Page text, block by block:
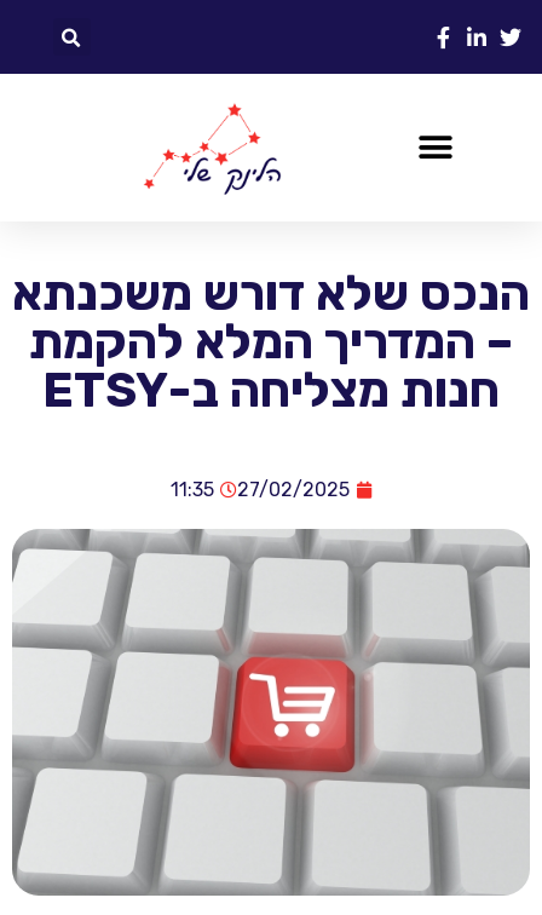
הנכס שלא דורש משכנתא
– המדריך המלא להקמת
חנות מצליחה ב-ETSY
27/02/2025
11:35